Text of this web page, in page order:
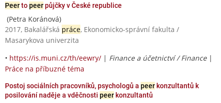
Peertopeerpůjčky v České republice
(Petra Koránová)
2017, Bakalářská práce, Ekonomicko-správní fakulta /
Masarykova univerzita
• https://is.muni.cz/th/eewry/ | Finance a účetnictví / Finance|
Práce na příbuzné téma
Postoj sociálních pracovníků, psychologů a peerkonzultantů k
posilování naděje a vděčnosti peerkonzultantů